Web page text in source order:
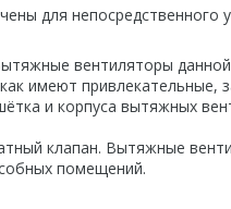
для непосредственного
вентиляторы
имеют привлекательные,
и корпуса вытяжных
клапан. Вытяжные
помещений.